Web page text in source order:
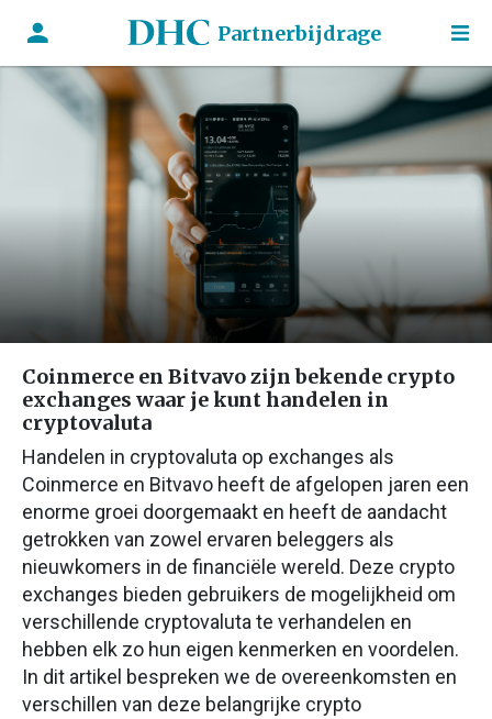
Partnerbijdrage
Coinmerce en Bitvavo zijn bekende crypto
exchanges waar je kunt handelen in
cryptovaluta
Handelen in cryptovaluta op exchanges als
Coinmerce en Bitvavo heeft de afgelopen jaren een
enorme groei doorgemaakt en heeft de aandacht
getrokken van zowel ervaren beleggers als
nieuwkomers in de financiële wereld. Deze crypto
exchanges bieden gebruikers de mogelijkheid om
verschillende cryptovaluta te verhandelen en
hebben elk zo hun eigen kenmerken en voordelen.
In dit artikel bespreken we de overeenkomsten en
verschillen van deze belangrijke crypto